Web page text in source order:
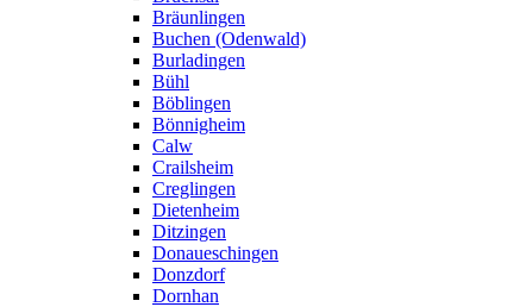
Bräunlingen
Buchen (Odenwald)
Burladingen
Bühl
Böblingen
Bönnigheim
Calw
Crailsheim
Creglingen
Dietenheim
Ditzingen
Donaueschingen
Donzdorf
Dornhan